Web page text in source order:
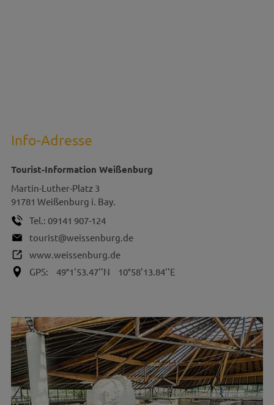
Info-Adresse
Tourist-Information Weißenburg
Martin-Luther-Platz 3
91781 Weißenburg i. Bay.
Tel.: 09141 907-124
tourist@weissenburg.de
www.weissenburg.de
GPS:
49°1'53.47''N 10°58'13.84''E